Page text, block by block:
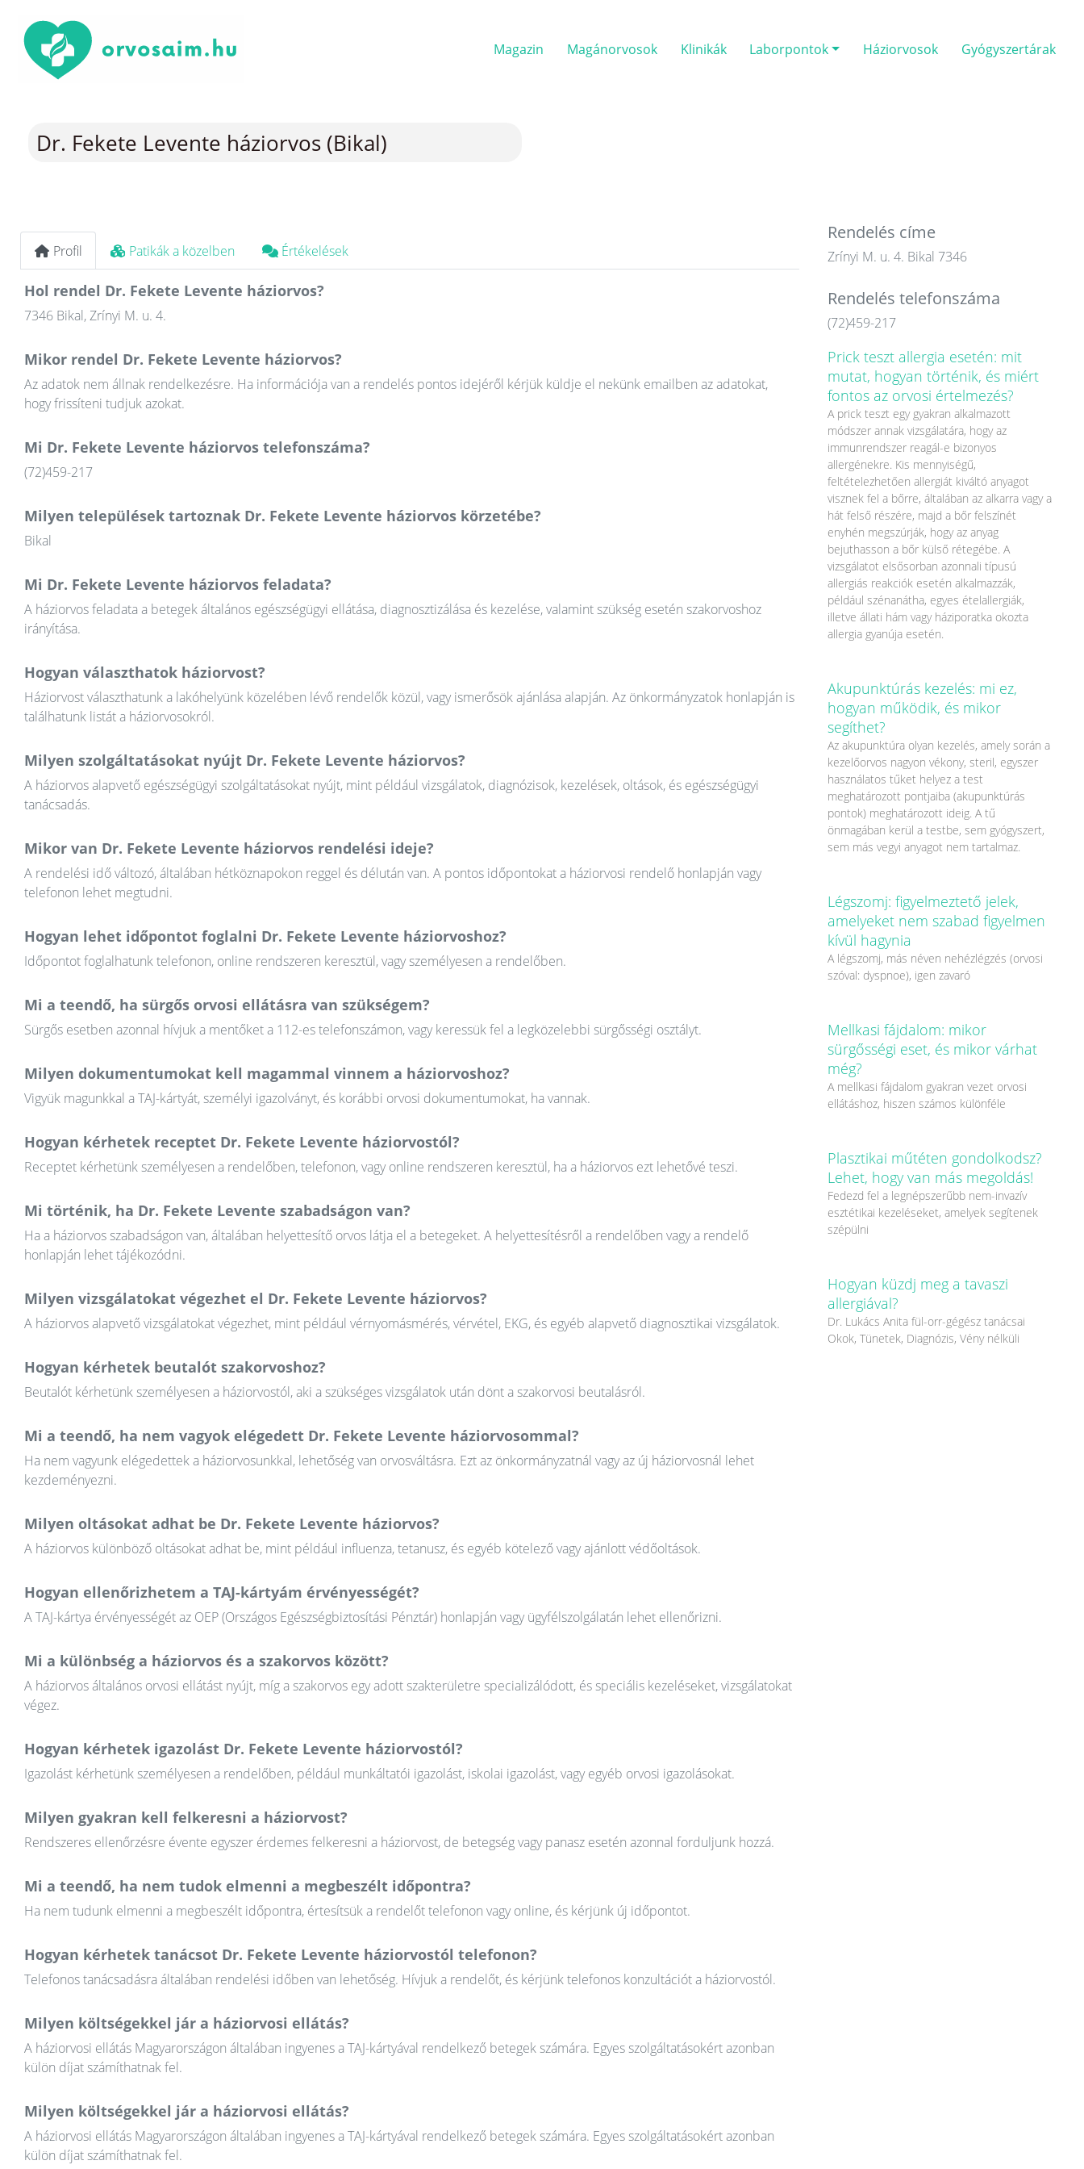
Magazin Magánorvosok Klinikák Laborpontok Háziorvosok Gyógyszertárak
Dr. Fekete Levente háziorvos (Bikal)
Profil Patikák a közelben Értékelések
Hol rendel Dr. Fekete Levente háziorvos?
7346 Bikal, Zrínyi M. u. 4.
Mikor rendel Dr. Fekete Levente háziorvos?
Az adatok nem állnak rendelkezésre. Ha információja van a rendelés pontos idejéről kérjük küldje el nekünk emailben az adatokat,
hogy frissíteni tudjuk azokat.
Mi Dr. Fekete Levente háziorvos telefonszáma?
(72)459-217
Milyen települések tartoznak Dr. Fekete Levente háziorvos körzetébe?
Bikal
Mi Dr. Fekete Levente háziorvos feladata?
A háziorvos feladata a betegek általános egészségügyi ellátása, diagnosztizálása és kezelése, valamint szükség esetén szakorvoshoz
irányítása.
Hogyan választhatok háziorvost?
Háziorvost választhatunk a lakóhelyünk közelében lévő rendelők közül, vagy ismerősök ajánlása alapján. Az önkormányzatok honlapján is
találhatunk listát a háziorvosokról.
Milyen szolgáltatásokat nyújt Dr. Fekete Levente háziorvos?
A háziorvos alapvető egészségügyi szolgáltatásokat nyújt, mint például vizsgálatok, diagnózisok, kezelések, oltások, és egészségügyi
tanácsadás.
Mikor van Dr. Fekete Levente háziorvos rendelési ideje?
A rendelési idő változó, általában hétköznapokon reggel és délután van. A pontos időpontokat a háziorvosi rendelő honlapján vagy
telefonon lehet megtudni.
Hogyan lehet időpontot foglalni Dr. Fekete Levente háziorvoshoz?
Időpontot foglalhatunk telefonon, online rendszeren keresztül, vagy személyesen a rendelőben.
Mi a teendő, ha sürgős orvosi ellátásra van szükségem?
Sürgős esetben azonnal hívjuk a mentőket a 112-es telefonszámon, vagy keressük fel a legközelebbi sürgősségi osztályt.
Milyen dokumentumokat kell magammal vinnem a háziorvoshoz?
Vigyük magunkkal a TAJ-kártyát, személyi igazolványt, és korábbi orvosi dokumentumokat, ha vannak.
Hogyan kérhetek receptet Dr. Fekete Levente háziorvostól?
Receptet kérhetünk személyesen a rendelőben, telefonon, vagy online rendszeren keresztül, ha a háziorvos ezt lehetővé teszi.
Mi történik, ha Dr. Fekete Levente szabadságon van?
Ha a háziorvos szabadságon van, általában helyettesítő orvos látja el a betegeket. A helyettesítésről a rendelőben vagy a rendelő
honlapján lehet tájékozódni.
Milyen vizsgálatokat végezhet el Dr. Fekete Levente háziorvos?
A háziorvos alapvető vizsgálatokat végezhet, mint például vérnyomásmérés, vérvétel, EKG, és egyéb alapvető diagnosztikai vizsgálatok.
Hogyan kérhetek beutalót szakorvoshoz?
Beutalót kérhetünk személyesen a háziorvostól, aki a szükséges vizsgálatok után dönt a szakorvosi beutalásról.
Mi a teendő, ha nem vagyok elégedett Dr. Fekete Levente háziorvosommal?
Ha nem vagyunk elégedettek a háziorvosunkkal, lehetőség van orvosváltásra. Ezt az önkormányzatnál vagy az új háziorvosnál lehet
kezdeményezni.
Milyen oltásokat adhat be Dr. Fekete Levente háziorvos?
A háziorvos különböző oltásokat adhat be, mint például influenza, tetanusz, és egyéb kötelező vagy ajánlott védőoltások.
Hogyan ellenőrizhetem a TAJ-kártyám érvényességét?
A TAJ-kártya érvényességét az OEP (Országos Egészségbiztosítási Pénztár) honlapján vagy ügyfélszolgálatán lehet ellenőrizni.
Mi a különbség a háziorvos és a szakorvos között?
A háziorvos általános orvosi ellátást nyújt, míg a szakorvos egy adott szakterületre specializálódott, és speciális kezeléseket, vizsgálatokat
végez.
Hogyan kérhetek igazolást Dr. Fekete Levente háziorvostól?
Igazolást kérhetünk személyesen a rendelőben, például munkáltatói igazolást, iskolai igazolást, vagy egyéb orvosi igazolásokat.
Milyen gyakran kell felkeresni a háziorvost?
Rendszeres ellenőrzésre évente egyszer érdemes felkeresni a háziorvost, de betegség vagy panasz esetén azonnal forduljunk hozzá.
Mi a teendő, ha nem tudok elmenni a megbeszélt időpontra?
Ha nem tudunk elmenni a megbeszélt időpontra, értesítsük a rendelőt telefonon vagy online, és kérjünk új időpontot.
Hogyan kérhetek tanácsot Dr. Fekete Levente háziorvostól telefonon?
Telefonos tanácsadásra általában rendelési időben van lehetőség. Hívjuk a rendelőt, és kérjünk telefonos konzultációt a háziorvostól.
Milyen költségekkel jár a háziorvosi ellátás?
A háziorvosi ellátás Magyarországon általában ingyenes a TAJ-kártyával rendelkező betegek számára. Egyes szolgáltatásokért azonban
külön díjat számíthatnak fel.
Milyen költségekkel jár a háziorvosi ellátás?
A háziorvosi ellátás Magyarországon általában ingyenes a TAJ-kártyával rendelkező betegek számára. Egyes szolgáltatásokért azonban
külön díjat számíthatnak fel.
Rendelés címe
Zrínyi M. u. 4. Bikal 7346
Rendelés telefonszáma
(72)459-217
Prick teszt allergia esetén: mit
mutat, hogyan történik, és miért
fontos az orvosi értelmezés?
A prick teszt egy gyakran alkalmazott
módszer annak vizsgálatára, hogy az
immunrendszer reagál-e bizonyos
allergénekre. Kis mennyiségű,
feltételezhetően allergiát kiváltó anyagot
visznek fel a bőrre, általában az alkarra vagy a
hát felső részére, majd a bőr felszínét
enyhén megszúrják, hogy az anyag
bejuthasson a bőr külső rétegébe. A
vizsgálatot elsősorban azonnali típusú
allergiás reakciók esetén alkalmazzák,
például szénanátha, egyes ételallergiák,
illetve állati hám vagy háziporatka okozta
allergia gyanúja esetén.
Akupunktúrás kezelés: mi ez,
hogyan működik, és mikor
segíthet?
Az akupunktúra olyan kezelés, amely során a
kezelőorvos nagyon vékony, steril, egyszer
használatos tűket helyez a test
meghatározott pontjaiba (akupunktúrás
pontok) meghatározott ideig. A tű
önmagában kerül a testbe, sem gyógyszert,
sem más vegyi anyagot nem tartalmaz.
Légszomj: figyelmeztető jelek,
amelyeket nem szabad figyelmen
kívül hagynia
A légszomj, más néven nehézlégzés (orvosi
szóval: dyspnoe), igen zavaró
Mellkasi fájdalom: mikor
sürgősségi eset, és mikor várhat
még?
A mellkasi fájdalom gyakran vezet orvosi
ellátáshoz, hiszen számos különféle
Plasztikai műtéten gondolkodsz?
Lehet, hogy van más megoldás!
Fedezd fel a legnépszerűbb nem-invazív
esztétikai kezeléseket, amelyek segítenek
szépülni
Hogyan küzdj meg a tavaszi
allergiával?
Dr. Lukács Anita fül-orr-gégész tanácsai
Okok, Tünetek, Diagnózis, Vény nélküli